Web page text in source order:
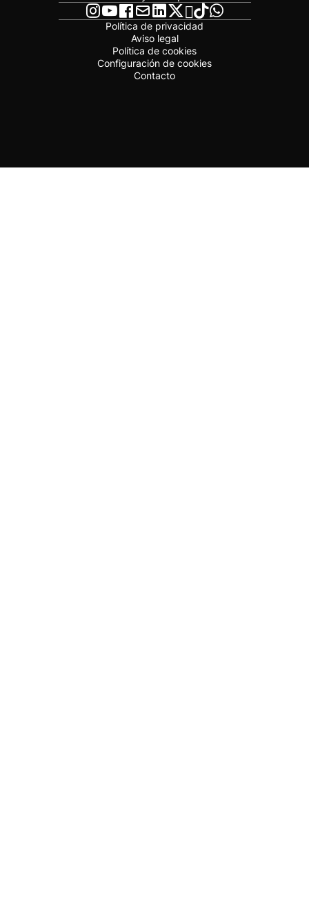
Política de privacidad
Aviso legal
Política de cookies
Configuración de cookies
Contacto